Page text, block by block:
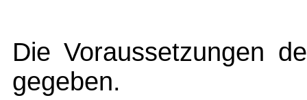
Die Voraussetzungen
gegeben.